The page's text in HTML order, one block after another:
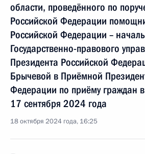
области, проведённого по
Российской Федерации
Российской Федерации –
Государственно-правового
Президента Российской
Брычевой в Приёмной
Федерации по приёму граждан
17 сентября 2024 года
18 октября 2024 года, 16:25